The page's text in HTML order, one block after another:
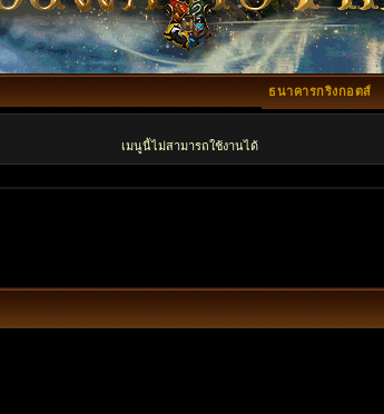
ธนาคารกริงกอตส์
เมนูนี้ไม่สามารถใช้งานได้